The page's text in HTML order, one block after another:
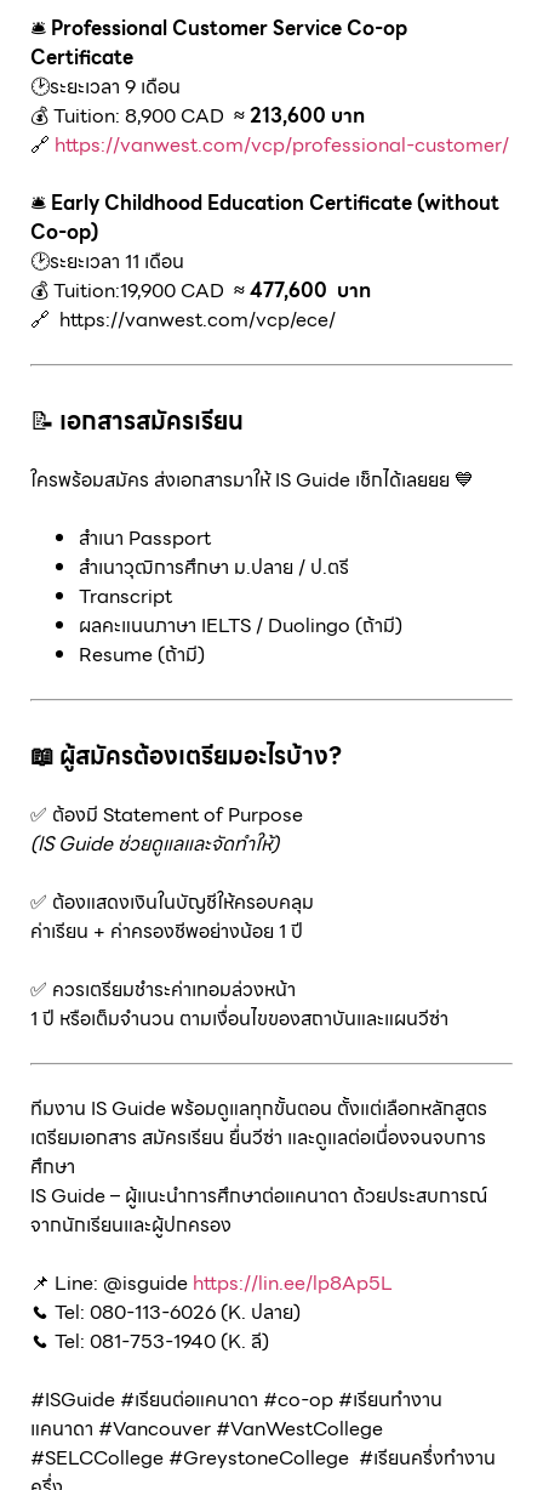
🛎️ Professional Customer Service Co-op
Certificate
🕑ระยะเวลา 9 เดือน
💰 Tuition: 8,900 CAD ≈ 213,600 บาท
🔗 https://vanwest.com/vcp/professional-customer/
🛎️ Early Childhood Education Certificate (without
Co-op)
🕑ระยะเวลา 11 เดือน
💰 Tuition:19,900 CAD ≈ 477,600 บาท
🔗 https://vanwest.com/vcp/ece/
📝 เอกสารสมัครเรียน
ใครพร้อมสมัคร ส่งเอกสารมาให้ IS Guide เช็กได้เลยยย 💙
สำเนา Passport
สำเนาวุฒิการศึกษา ม.ปลาย / ป.ตรี
Transcript
ผลคะแนนภาษา IELTS / Duolingo (ถ้ามี)
Resume (ถ้ามี)
📖 ผู้สมัครต้องเตรียมอะไรบ้าง?
✅ ต้องมี Statement of Purpose
(IS Guideช่วยดูแลและจัดทำให้)
✅ ต้องแสดงเงินในบัญชีให้ครอบคลุม
ค่าเรียน + ค่าครองชีพอย่างน้อย 1 ปี
✅ ควรเตรียมชำระค่าเทอมล่วงหน้า
1 ปี หรือเต็มจำนวน ตามเงื่อนไขของสถาบันและแผนวีซ่า
ทีมงาน IS Guide พร้อมดูแลทุกขั้นตอน ตั้งแต่เลือกหลักสูตร
เตรียมเอกสาร สมัครเรียน ยื่นวีซ่า และดูแลต่อเนื่องจนจบการ
ศึกษา
IS Guide – ผู้แนะนำการศึกษาต่อแคนาดา ด้วยประสบการณ์
จากนักเรียนและผู้ปกครอง
📌 Line: @isguide https://lin.ee/lp8Ap5L
📞 Tel: 080-113-6026 (K. ปลาย)
📞 Tel: 081-753-1940 (K. ลี)
#ISGuide #เรียนต่อแคนาดา #co-op #เรียนทำงาน
แคนาดา #Vancouver #VanWestCollege
#SELCCollege #GreystoneCollege #เรียนครึ่งทำงาน